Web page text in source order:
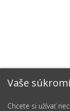
Vaše
Chcete si užívať